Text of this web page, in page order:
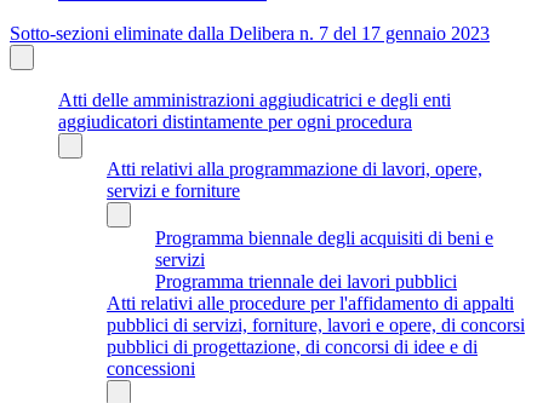
Sotto-sezioni eliminate dalla Delibera n. 7 del 17 gennaio 2023
Atti delle amministrazioni aggiudicatrici e degli enti
aggiudicatori distintamente per ogni procedura
Atti relativi alla programmazione di lavori, opere,
servizi e forniture
Programma biennale degli acquisiti di beni e
servizi
Programma triennale dei lavori pubblici
Atti relativi alle procedure per l'affidamento di appalti
pubblici di servizi, forniture, lavori e opere, di concorsi
pubblici di progettazione, di concorsi di idee e di
concessioni